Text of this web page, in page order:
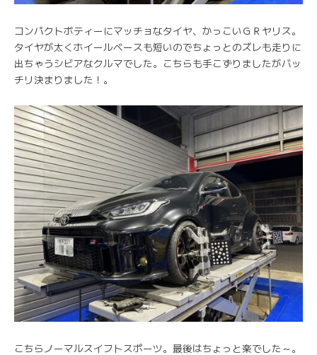
コンパクトボティーにマッチョなタイヤ、かっこいＧＲヤリス。
タイヤが太くホイールベースも短いのでちょっとのズレも走りに
出ちゃうシビアなクルマでした。こちらも手こずりましたがバッ
チリ決まりました！。
こちらノーマルスイフトスポーツ。最後はちょっと楽でした～。